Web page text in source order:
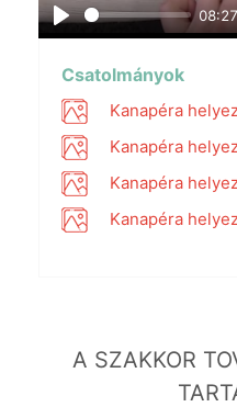
Play
08:27
Csatolmányok
Kanapéra
Kanapéra
Kanapéra
Kanapéra
A SZAKKOR